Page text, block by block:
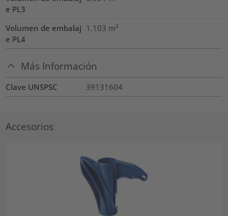
e PL3
Volumen de embalaj
e PL4
1.103 m³
Más Información
Clave UNSPSC 39131604
Accesorios